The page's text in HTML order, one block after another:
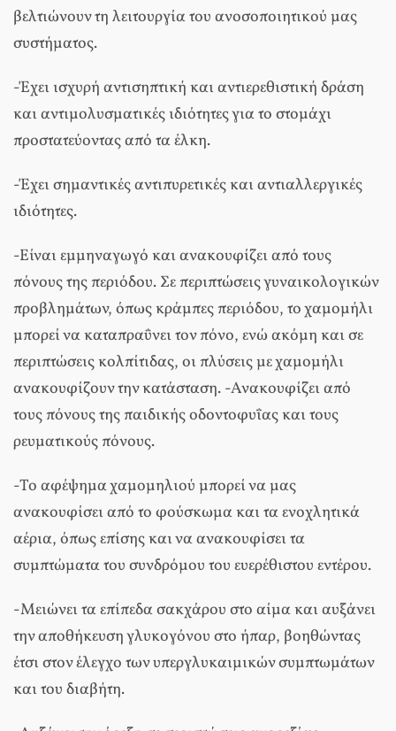
βελτιώνουν τη λειτουργία του ανοσοποιητικού μας
συστήματος.
-Έχει ισχυρή αντισηπτική και αντιερεθιστική δράση
και αντιμολυσματικές ιδιότητες για το στομάχι
προστατεύοντας από τα έλκη.
-Έχει σημαντικές αντιπυρετικές και αντιαλλεργικές
ιδιότητες.
-Είναι εμμηναγωγό και ανακουφίζει από τους
πόνους της περιόδου. Σε περιπτώσεις γυναικολογικών
προβλημάτων, όπως κράμπες περιόδου, το χαμομήλι
μπορεί να καταπραΰνει τον πόνο, ενώ ακόμη και σε
περιπτώσεις κολπίτιδας, οι πλύσεις με χαμομήλι
ανακουφίζουν την κατάσταση. -Ανακουφίζει από
τους πόνους της παιδικής οδοντοφυΐας και τους
ρευματικούς πόνους.
-Το αφέψημα χαμομηλιού μπορεί να μας
ανακουφίσει από το φούσκωμα και τα ενοχλητικά
αέρια, όπως επίσης και να ανακουφίσει τα
συμπτώματα του συνδρόμου του ευερέθιστου εντέρου.
-Μειώνει τα επίπεδα σακχάρου στο αίμα και αυξάνει
την αποθήκευση γλυκογόνου στο ήπαρ, βοηθώντας
έτσι στον έλεγχο των υπεργλυκαιμικών συμπτωμάτων
και του διαβήτη.